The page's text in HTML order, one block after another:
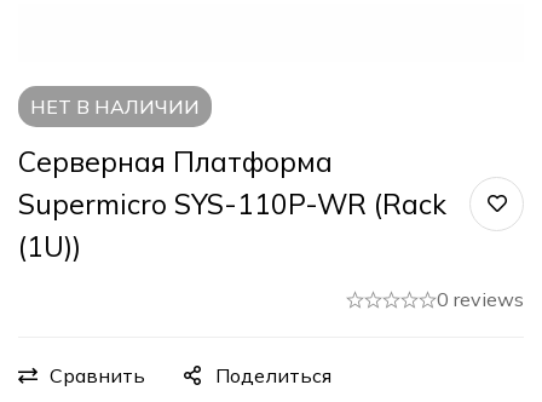
НЕТ В НАЛИЧИИ
Серверная Платформа
Supermicro SYS-110P-WR (Rack
(1U))
0 reviews
Сравнить Поделиться